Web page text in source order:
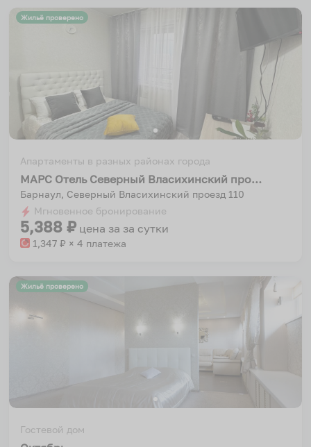
Жильё проверено
Апартаменты в разных районах города
МАРС Отель Северный Власихинский проезд 110
Барнаул, Северный Власихинский проезд 110
Мгновенное бронирование
5,388 ₽ цена за за сутки
1,347 ₽ × 4 платежа
Жильё проверено
Гостевой дом